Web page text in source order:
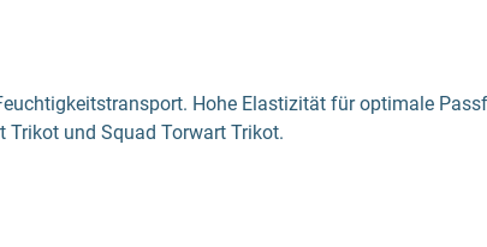
Hohe Elastizität für optimale
und Squad Torwart Trikot.